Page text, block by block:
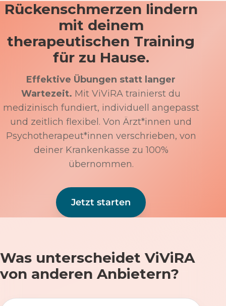
Rückenschmerzen lindern
mit deinem
therapeutischen Training
für zu Hause.
Effektive Übungen statt langer
Wartezeit. Mit ViViRA trainierst du
medizinisch fundiert, individuell angepasst
und zeitlich flexibel. Von Ärzt*innen und
Psychotherapeut*innen verschrieben, von
deiner Krankenkasse zu 100%
übernommen.
Jetzt starten
Was unterscheidet ViViRA
von anderen Anbietern?